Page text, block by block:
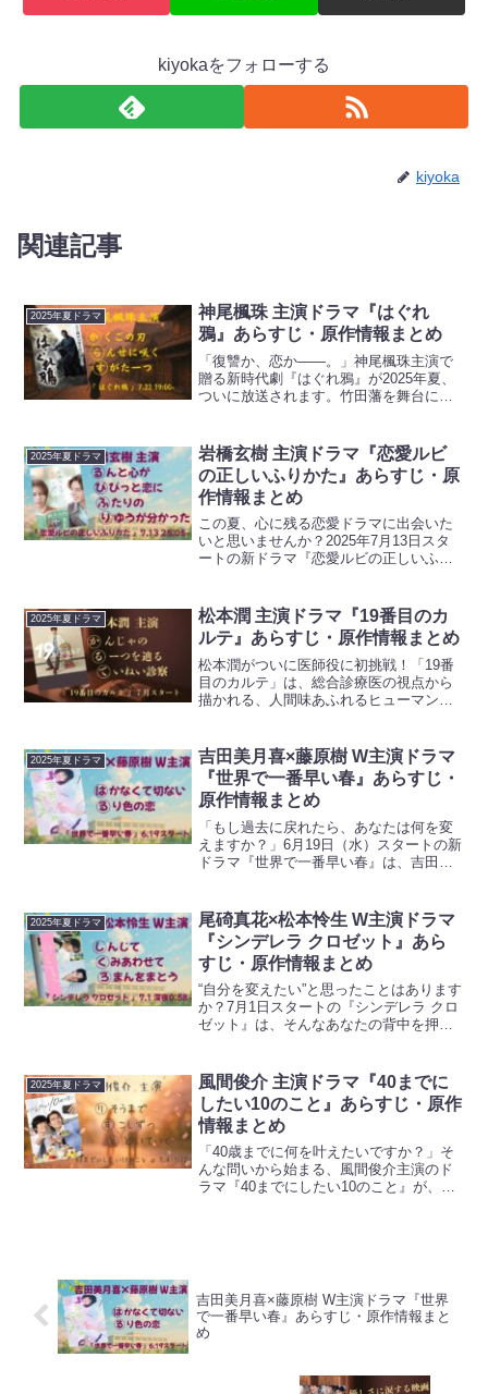
kiyokaをフォローする
kiyoka
関連記事
2025年夏ドラマ
神尾楓珠 主演ドラマ『はぐれ
鴉』あらすじ・原作情報まとめ
「復讐か、恋か——。」神尾楓珠主演で
贈る新時代劇『はぐれ鴉』が2025年夏、
ついに放送されます。竹田藩を舞台に繰
赤神諒による大藪春彦賞受賞作。重厚な
世界観と、人間の業を...
2025年夏ドラマ
岩橋玄樹 主演ドラマ『恋愛ルビ
の正しいふりかた』あらすじ・原
作情報まとめ
この夏、心に残る恋愛ドラマに出会いた
いと思いませんか？2025年7月13日スタ
ートの新ドラマ『恋愛ルビの正しいふり
れつたなかの原作が、ついに実写化され
ます。切なさと純...
2025年夏ドラマ
松本潤 主演ドラマ『19番目のカ
ルテ』あらすじ・原作情報まとめ
松本潤がついに医師役に初挑戦！「19番
目のカルテ」は、総合診療医の視点から
描かれる、人間味あふれるヒューマンド
たちは何を感じ取れるのでしょうか。
2025年7月放送開...
2025年夏ドラマ
吉田美月喜×藤原樹 W主演ドラマ
『世界で一番早い春』あらすじ・
原作情報まとめ
「もし過去に戻れたら、あなたは何を変
えますか？」6月19日（水）スタートの新
ドラマ『世界で一番早い春』は、吉田美
イムスリップラブストーリーです。...
2025年夏ドラマ
尾碕真花×松本怜生 W主演ドラマ
『シンデレラ クロゼット』あら
すじ・原作情報まとめ
“自分を変えたい”と思ったことはあります
か？7月1日スタートの『シンデレラ クロ
ゼット』は、そんなあなたの背中を押し
子との出会いを通じて自分らしさを見つ
けていく成長物語...
2025年夏ドラマ
風間俊介 主演ドラマ『40までに
したい10のこと』あらすじ・原作
情報まとめ
「40歳までに何を叶えたいですか？」そ
んな問いから始まる、風間俊介主演のド
ラマ『40までにしたい10のこと』が、つ
吉田美月喜×藤原樹 W主演ドラマ『世界
で一番早い春』あらすじ・原作情報まと
め